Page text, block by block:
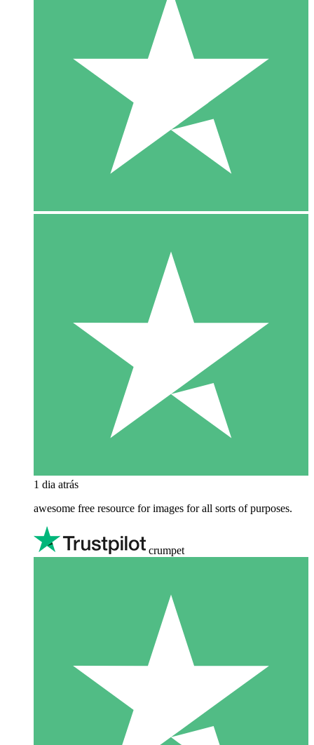
1 dia atrás
awesome free resource for images for all sorts of purposes.
crumpet